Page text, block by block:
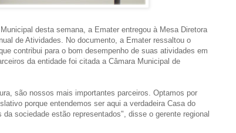
desta semana, a Emater entregou à Mesa Diretora
de Atividades. No documento, a Emater ressaltou o
contribui para o bom desempenho de suas atividades em
da entidade foi citada a Câmara Municipal de
são nossos mais importantes parceiros. Optamos por
porque entendemos ser aqui a verdadeira Casa do
sociedade estão representados", disse o gerente regional